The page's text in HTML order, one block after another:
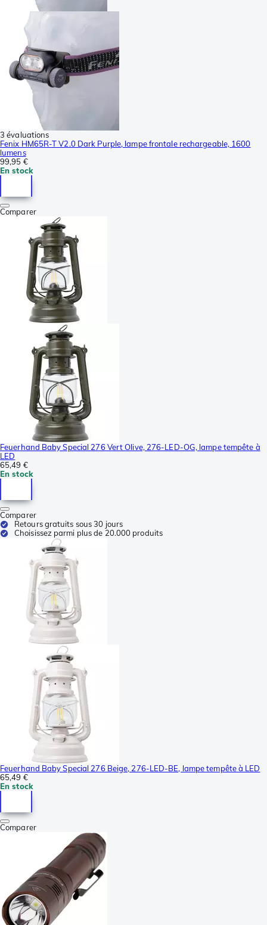
3 évaluations
Fenix HM65R-T V2.0 Dark Purple, lampe frontale rechargeable, 1600
lumens
99,95 €
En stock
Comparer
Feuerhand Baby Special 276 Vert Olive, 276-LED-OG, lampe tempête à
LED
65,49 €
En stock
Comparer
Retours gratuits sous 30 jours
Choisissez parmi plus de 20.000 produits
Feuerhand Baby Special 276 Beige, 276-LED-BE, lampe tempête à LED
65,49 €
En stock
Comparer